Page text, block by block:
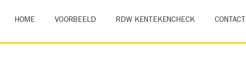
HOME VOORBEELD RDW KENTEKENCHECK CONTACT